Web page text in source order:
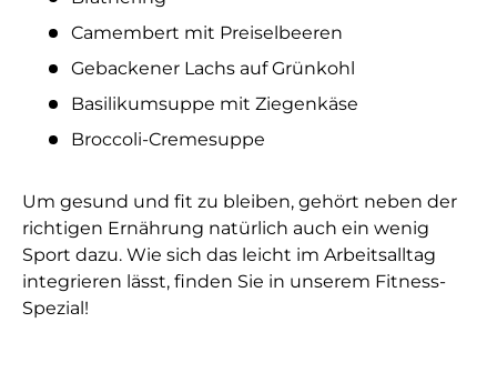
Camembert mit Preiselbeeren
Gebackener Lachs auf Grünkohl
Basilikumsuppe mit Ziegenkäse
Broccoli-Cremesuppe
Um gesund und fit zu bleiben, gehört neben der
richtigen Ernährung natürlich auch ein wenig
Sport dazu. Wie sich das leicht im Arbeitsalltag
integrieren lässt, finden Sie in unserem Fitness-
Spezial!